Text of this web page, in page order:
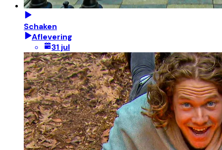
Schaken
Aflevering
31 jul